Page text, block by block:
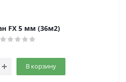
FX 5 мм (36м2)
В корзину